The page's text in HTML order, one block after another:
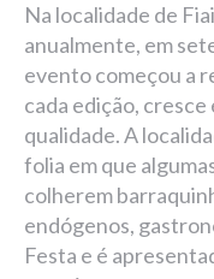
Na localidade de
anualmente, em
evento começou a
cada edição,
qualidade. A
folia em que
colherem
endógenos,
Festa e é